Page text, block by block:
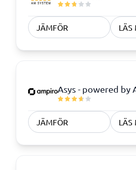
JÄMFÖR LÄS
Asys - powered by
JÄMFÖR LÄS